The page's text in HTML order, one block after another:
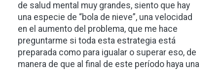
de salud mental muy grandes, siento que hay
una especie de “bola de nieve”, una velocidad
en el aumento del problema, que me hace
preguntarme si toda esta estrategia está
preparada como para igualar o superar eso, de
manera de que al final de este período haya una